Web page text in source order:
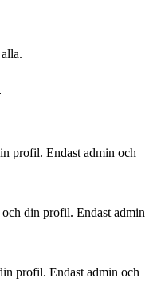
profil. Endast admin och
din profil. Endast admin
profil. Endast admin och